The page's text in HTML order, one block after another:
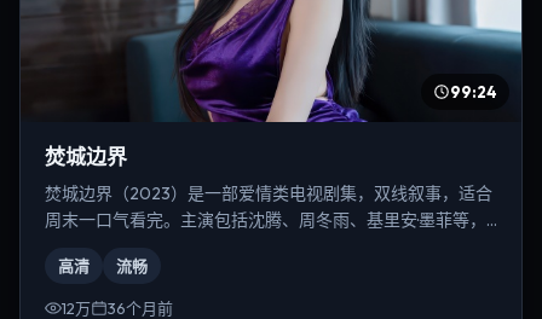
99:24
焚城边界
焚城边界（2023）是一部爱情类电视剧集，双线叙事，适合
周末一口气看完。主演包括沈腾、周冬雨、基里安·墨菲等，
高清 流畅
12万 36个月前